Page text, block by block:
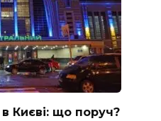
Києві: що поруч?